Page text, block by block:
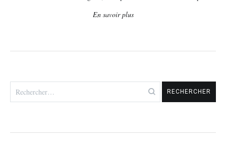
En savoir plus